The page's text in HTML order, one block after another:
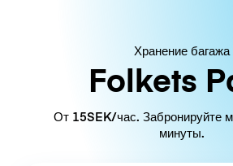
Хранение багажа
Folkets
От 15SEK/час. Забронируйте
минуты.